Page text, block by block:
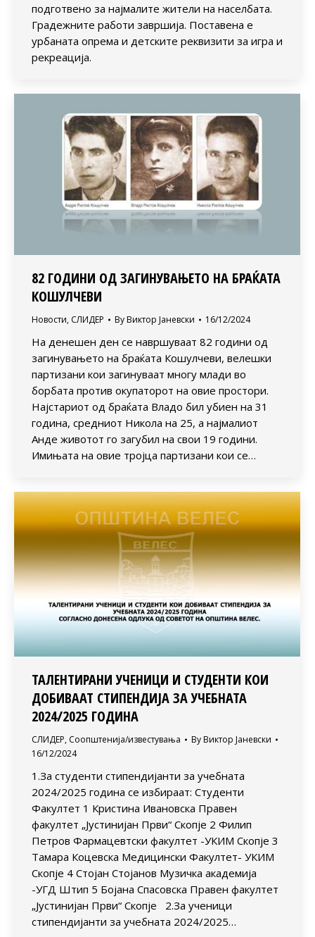
подготвено за најмалите жители на населбата.
Градежните работи завршија. Поставена е
урбаната опрема и детските реквизити за игра и
рекреација.
82 ГОДИНИ ОД ЗАГИНУВАЊЕТО НА БРАЌАТА
КОШУЛЧЕВИ
Новости, СЛИДЕР By Виктор Јаневски 16/12/2024
На денешен ден се навршуваат 82 години од
загинувањето на браќата Кошулчеви, велешки
партизани кои загинуваат многу млади во
борбата против окупаторот на овие простори.
Најстариот од браќата Владо бил убиен на 31
година, средниот Никола на 25, а најмалиот
Анде животот го загубил на свои 19 години.
Имињата на овие тројца партизани кои се…
ТАЛЕНТИРАНИ УЧЕНИЦИ И СТУДЕНТИ КОИ
ДОБИВААТ СТИПЕНДИЈА ЗА УЧЕБНАТА
2024/2025 ГОДИНА
СЛИДЕР, Соопштенија/известувања By Виктор Јаневски
16/12/2024
1.За студенти стипендијанти за учебната
2024/2025 година се избираат: Студенти
Факултет 1 Кристина Ивановска Правен
факултет „Јустинијан Први“ Скопје 2 Филип
Петров Фармацевтски факултет -УКИМ Скопје 3
Тамара Коцевска Медицински Факултет- УКИМ
Скопје 4 Стојан Стојанов Музичка академија
-УГД Штип 5 Бојана Спасовска Правен факултет
„Јустинијан Први“ Скопје 2.За ученици
стипендијанти за учебната 2024/2025…